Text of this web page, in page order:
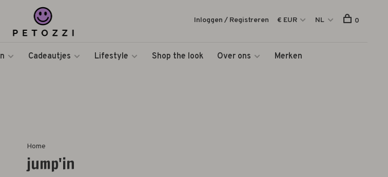
Cadeautjes Lifestyle Shop the look Over ons Merken
Inloggen / Registreren € EUR NL 0
Home
jump'in